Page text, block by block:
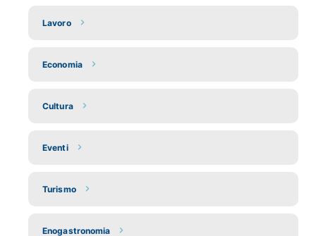
Lavoro
Economia
Cultura
Eventi
Turismo
Enogastronomia